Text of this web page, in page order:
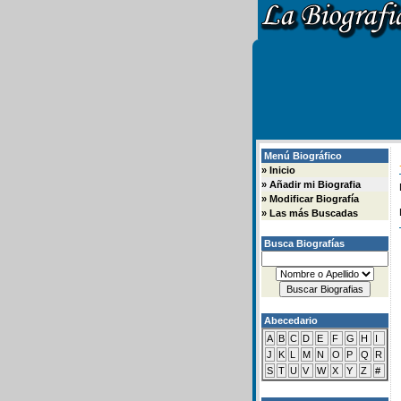
Menú Biográfico
» Inicio
» Añadir mi Biografia
» Modificar Biografía
» Las más Buscadas
Busca Biografías
Abecedario
A B C D E F G H
I
J
K L M N O P Q
R
S T U V W X Y Z #